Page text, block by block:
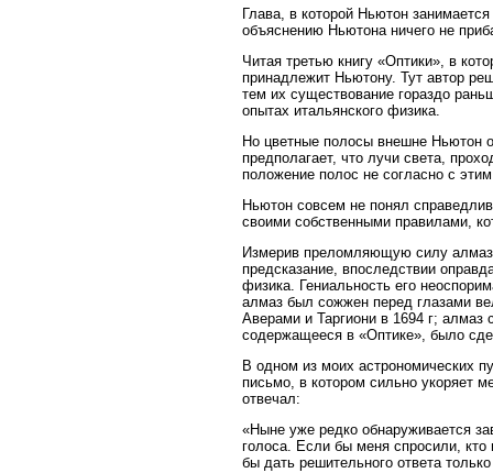
Глава, в которой Ньютон
объяснению Ньютона ничего не
Читая третью книгу «Оптики», в
принадлежит Ньютону. Тут автор
тем их существование гораздо
опытах итальянского физика.
Но цветные полосы внешне Ньютон
предполагает, что лучи света,
положение полос не согласно с
Ньютон совсем не понял
своими собственными правилами,
Измерив преломляющую силу
предсказание, впоследствии
физика. Гениальность его
алмаз был сожжен перед глазами
Аверами и Таргиони в 1694 г; алмаз
содержащееся в «Оптике», было
В одном из моих астрономических
письмо, в котором сильно укоряет
отвечал:
«Ныне уже редко обнаруживается
голоса. Если бы меня спросили, кто
бы дать решительного ответа